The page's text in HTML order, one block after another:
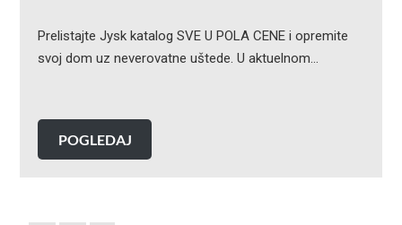
Prelistajte Jysk katalog SVE U POLA CENE i opremite
svoj dom uz neverovatne uštede. U aktuelnom…
POGLEDAJ